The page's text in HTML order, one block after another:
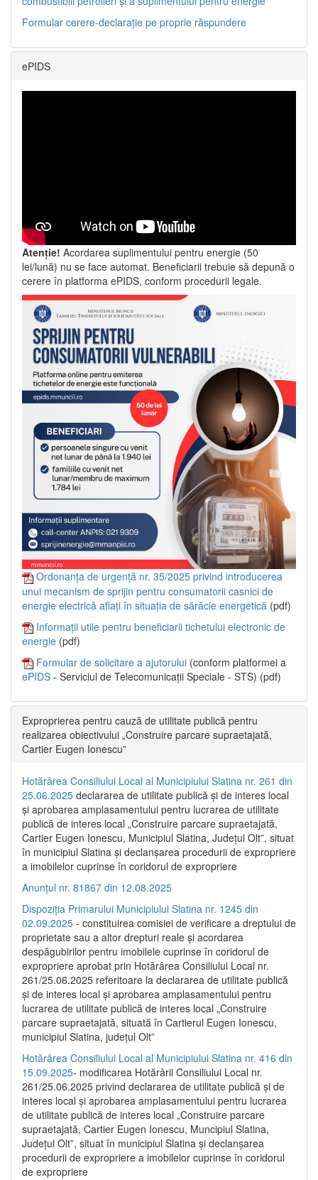
Formular cerere-declarație pe proprie răspundere
ePIDS
Atenție! Acordarea suplimentului pentru energie (50
lei/lună) nu se face automat. Beneficiarii trebuie să depună o
cerere în platforma ePIDS, conform procedurii legale.
Ordonanța de urgență nr. 35/2025 privind introducerea
unui mecanism de sprijin pentru consumatorii casnici de
energie electrică aflați în situația de sărăcie energetică (pdf)
Informații utile pentru beneficiarii tichetului electronic de
energie (pdf)
Formular de solicitare a ajutorului (conform platformei a
ePIDS - Serviciul de Telecomunicații Speciale - STS) (pdf)
Exproprierea pentru cauză de utilitate publică pentru
realizarea obiectivului „Construire parcare supraetajată,
Cartier Eugen Ionescu”
Hotărârea Consiliului Local al Municipiului Slatina nr. 261 din
25.06.2025 declararea de utilitate publică și de interes local
și aprobarea amplasamentului pentru lucrarea de utilitate
publică de interes local „Construire parcare supraetajată,
Cartier Eugen Ionescu, Municipiul Slatina, Județul Olt”, situat
în municipiul Slatina și declanșarea procedurii de expropriere
a imobilelor cuprinse în coridorul de expropriere
Anunțul nr. 81867 din 12.08.2025
Dispoziția Primarului Municipiului Slatina nr. 1245 din
02.09.2025 - constituirea comisiei de verificare a dreptului de
proprietate sau a altor drepturi reale și acordarea
despăgubirilor pentru imobilele cuprinse în coridorul de
expropriere aprobat prin Hotărârea Consiliului Local nr.
261/25.06.2025 referitoare la declararea de utilitate publică
și de interes local și aprobarea amplasamentului pentru
lucrarea de utilitate publică de interes local „Construire
parcare supraetajată, situată în Cartierul Eugen Ionescu,
municipiul Slatina, județul Olt”
Hotărârea Consiliului Local al Municipiului Slatina nr. 416 din
15.09.2025- modificarea Hotărârii Consiliului Local nr.
261/25.06.2025 privind declararea de utilitate publică și de
interes local și aprobarea amplasamentului pentru lucrarea
de utilitate publică de interes local „Construire parcare
supraetajată, Cartier Eugen Ionescu, Muncipiul Slatina,
Județul Olt”, situat în municipiul Slatina și declanșarea
procedurii de expropriere a imobilelor cuprinse în coridorul
de expropriere